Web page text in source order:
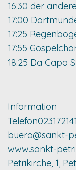
16:30 der
17:00
17:25
17:55
18:25 Da Capo
Information
Telefon
buero@sankt-
www.sankt-
Petrikirche, 1,